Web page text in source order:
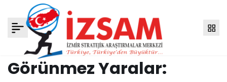
Görünmez Yaralar: